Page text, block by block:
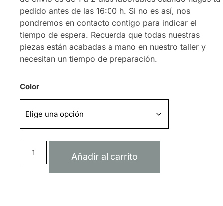
pedido antes de las 16:00 h. Si no es así, nos
pondremos en contacto contigo para indicar el
tiempo de espera. Recuerda que todas nuestras
piezas están acabadas a mano en nuestro taller y
necesitan un tiempo de preparación.
Color
Añadir al carrito